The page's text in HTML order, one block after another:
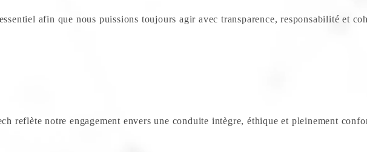
afin que nous puissions toujours agir avec transparence, responsabilité et
reflète notre engagement envers une conduite intègre, éthique et pleinement